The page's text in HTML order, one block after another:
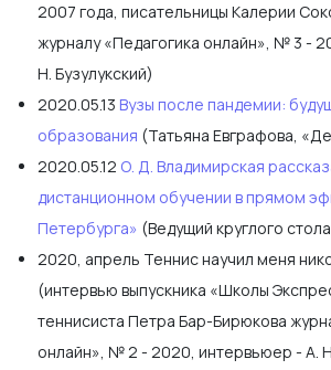
2007 года, писательницы Калерии
журналу «Педагогика онлайн», № 3 -
Н. Бузулукский)
2020.05.13 Вузы после пандемии:
образования (Татьяна Евграфова,
2020.05.12 О. Д. Владимирская
дистанционном обучении в прямом
Петербурга» (Ведущий круглого
2020, апрель Теннис научил меня
(интервью выпускника «Школы
теннисиста Петра Бар-Бирюкова
онлайн», № 2 - 2020, интервьюер - А.